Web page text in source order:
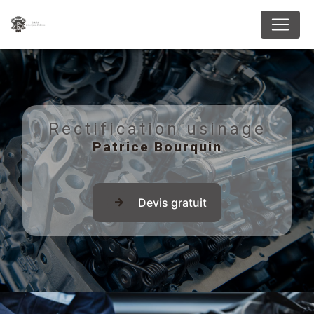
Rectification usinage
Patrice Bourquin
Devis gratuit